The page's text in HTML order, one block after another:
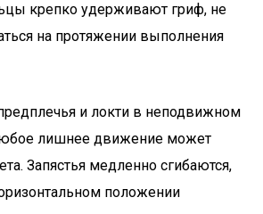
крепко удерживают гриф, не
на протяжении выполнения
и локти в неподвижном
лишнее движение может
Запястья медленно сгибаются,
положении